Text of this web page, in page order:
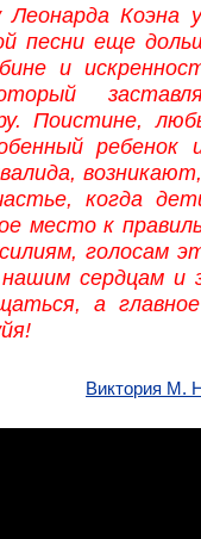
Коэна
песни еще
и
Поистине,
ребенок
когда
место к
голосам
сердцам и
а
Виктория М.